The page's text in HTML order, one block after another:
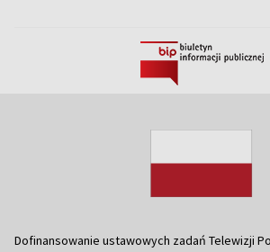
Dofinansowanie ustawowych zadań Telewizji